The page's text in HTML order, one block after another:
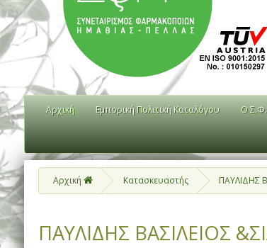
Αρχική Εμπορική Πολιτική Καταλόγου Ο
Αρχική Κατασκευαστής ΠΑΥΛΙΔΗΣ
ΠΑΥΛΙΔΗΣ ΒΑΣΙΛΕΙΟΣ